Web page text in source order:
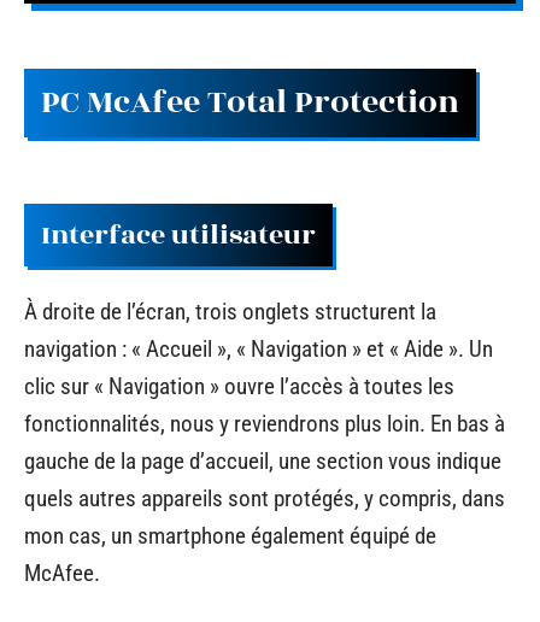
PC McAfee Total Protection
Interface utilisateur
À droite de l’écran, trois onglets structurent la
navigation : « Accueil », « Navigation » et « Aide ». Un
clic sur « Navigation » ouvre l’accès à toutes les
fonctionnalités, nous y reviendrons plus loin. En bas à
gauche de la page d’accueil, une section vous indique
quels autres appareils sont protégés, y compris, dans
mon cas, un smartphone également équipé de
McAfee.